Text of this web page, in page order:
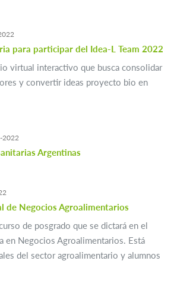
para participar del Idea-L Team 2022
virtual interactivo que busca consolidar
y convertir ideas proyecto bio en
2022
Argentinas
de Negocios Agroalimentarios
de posgrado que se dictará en el
en Negocios Agroalimentarios. Está
del sector agroalimentario y alumnos